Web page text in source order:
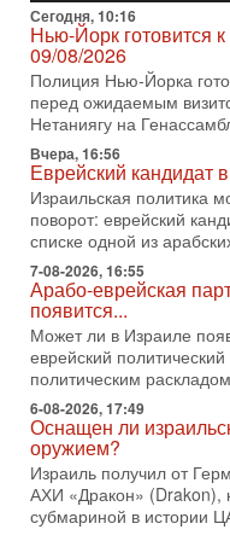
03/08/2026
Президент США
переговоров с Ираном,
готовность к диалогу.
2-08-2026, 08:42
Трамп отменил
02/08/2026
Президент США Дональд
подготовленного
Тегерана и других
«Русский голос»
раз?
Голоса русскоязычных
меняли политический
вспомнить взлет партии
31-07-2026, 17:00
Тайны закрытых
молчат Трамп и
Недавний визит
Нетаньяху в США и его
оставили больше
Сегодня, 10:16
Нью-Йорк готовится
09/08/2026
Полиция Нью-Йорка
перед ожидаемым
Нетаниягу на
Вчера, 16:56
Еврейский кандидат
Израильская политика
поворот: еврейский
списке одной из
7-08-2026, 16:55
Арабо-еврейская
появится...
Может ли в Израиле
еврейский
политическим
6-08-2026, 17:49
Оснащен ли
оружием?
Израиль получил от
АХИ «Дракон» (Drakon),
субмариной в истории